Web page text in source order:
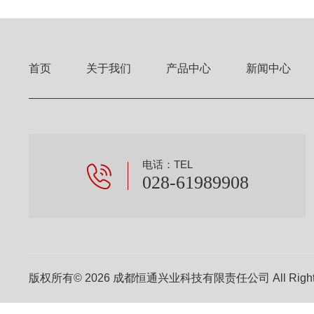
首页 关于我们 产品中心 新闻中心
电话：TEL
028-61989908
版权所有© 2026 成都恒通兴业科技有限责任公司 All